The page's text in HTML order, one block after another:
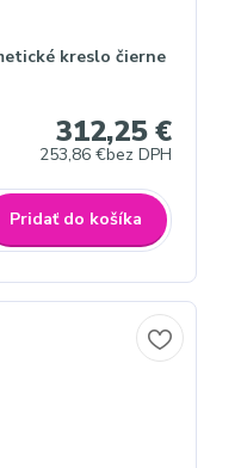
kreslo čierne
312,25 €
253,86 €bez DPH
Pridať do košíka